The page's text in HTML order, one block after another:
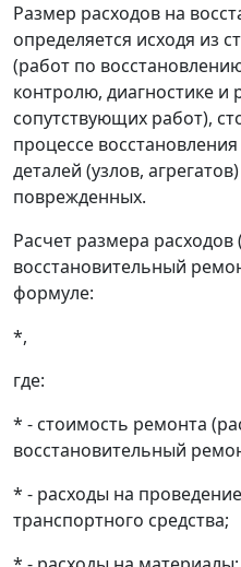
Размер расходов на
определяется исходя из
(работ по
контролю, диагностике и
сопутствующих работ),
процессе
деталей (узлов,
поврежденных.
Расчет размера расходов
восстановительный
формуле:
*,
где:
* - стоимость ремонта
восстановительный
* - расходы на
транспортного средства;